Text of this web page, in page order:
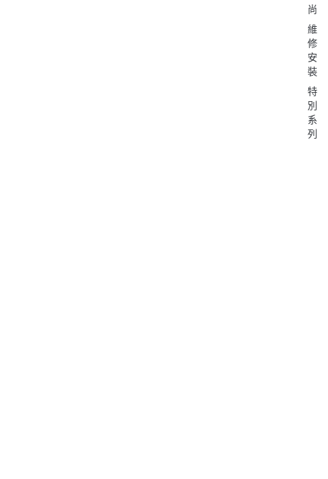
尚
維
修
安
裝
特
別
系
列